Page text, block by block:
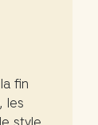
fin
les